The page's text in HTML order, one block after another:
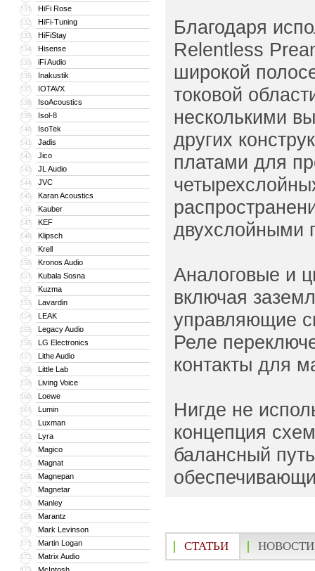
131 HiFi Rose
132 HiFi-Tuning
133 HiFiStay
134 Hisense
135 iFi Audio
136 Inakustik
137 IOTAVX
138 IsoAcoustics
139 Isol-8
140 IsoTek
141 Jadis
142 Jico
143 JL Audio
144 JVC
145 Karan Acoustics
146 Kauber
147 KEF
148 Klipsch
149 Krell
150 Kronos Audio
151 Kubala Sosna
152 Kuzma
153 Lavardin
154 LEAK
155 Legacy Audio
156 LG Electronics
157 Lithe Audio
158 Little Lab
159 Living Voice
160 Loewe
161 Lumin
162 Luxman
163 Lyra
164 Magico
165 Magnat
166 Magnepan
167 Magnetar
168 Manley
169 Marantz
170 Mark Levinson
171 Martin Logan
172 Matrix Audio
Благодаря
Relentless
широкой
токовой
несколькими
других
платами для
двухслойными
Аналоговые и
включая
управляющие
Реле
контакты для
Нигде не
концепция
балансный
СТАТЬИ НОВОСТИ